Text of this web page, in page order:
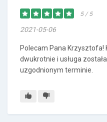
5 / 5
2021-05-06
Polecam Pana Krzysztofa!
dwukrotnie i usługa
uzgodnionym terminie.